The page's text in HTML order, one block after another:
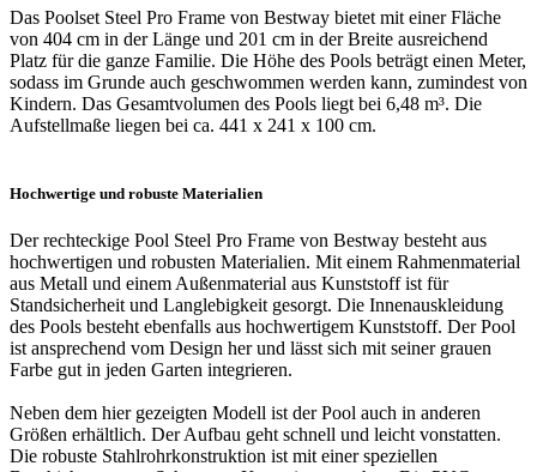
Das Poolset Steel Pro Frame von Bestway bietet mit einer Fläche
von 404 cm in der Länge und 201 cm in der Breite ausreichend
Platz für die ganze Familie. Die Höhe des Pools beträgt einen Meter,
sodass im Grunde auch geschwommen werden kann, zumindest von
Kindern. Das Gesamtvolumen des Pools liegt bei 6,48 m³. Die
Aufstellmaße liegen bei ca. 441 x 241 x 100 cm.
Hochwertige und robuste Materialien
Der rechteckige Pool Steel Pro Frame von Bestway besteht aus
hochwertigen und robusten Materialien. Mit einem Rahmenmaterial
aus Metall und einem Außenmaterial aus Kunststoff ist für
Standsicherheit und Langlebigkeit gesorgt. Die Innenauskleidung
des Pools besteht ebenfalls aus hochwertigem Kunststoff. Der Pool
ist ansprechend vom Design her und lässt sich mit seiner grauen
Farbe gut in jeden Garten integrieren.
Neben dem hier gezeigten Modell ist der Pool auch in anderen
Größen erhältlich. Der Aufbau geht schnell und leicht vonstatten.
Die robuste Stahlrohrkonstruktion ist mit einer speziellen